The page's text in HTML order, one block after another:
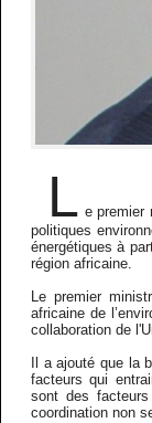
L e premier
politiques
énergétiques à
région africaine.
Le premier
africaine de
collaboration de
Il a ajouté que la
facteurs qui
sont des
coordination non